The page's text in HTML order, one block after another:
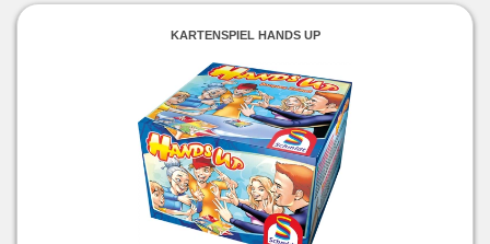
KARTENSPIEL HANDS UP